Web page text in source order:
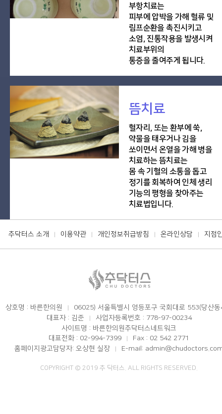
부항치료는
피부에 압박을 가해 혈류 및
림프순환을 촉진시키고
소염, 진통작용을 발생시켜
치료부위의
통증을 줄여주게 됩니다.
뜸치료
혈자리, 또는 환부에 쑥,
약물을 태우거나 김을
쏘이면서 온열을 가해 병을
치료하는 뜸치료는
몸 속 기혈의 소통을 돕고
정기를 회복하여 인체 생리
기능의 평형을 찾아주는
치료법입니다.
추닥터스 소개 | 이용약관 | 개인정보취급방침 | 온라인상담 | 지점
상호명 : 바른한의원 |
06025) 서울특별시 영등포구 국회대로 553(당산동
대표자 : 김준
|
사업자등록번호 : 778-97-00234
사이트명 : 바른한의원추닥터스네트워크
대표전화 : 02-994-7399
|
Fax : 02 542 2771
홈페이지광고담당자: 오상현 실장
| E-mail:
COPYRIGHT © 2019 추 닥터스. ALL RIGHTS RESERVED.